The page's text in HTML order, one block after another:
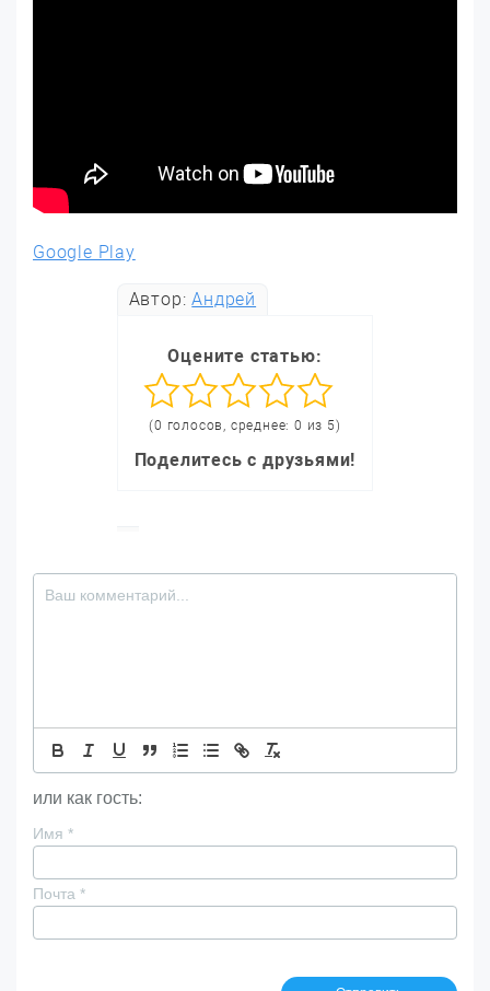
Google Play
Автор:Андрей
Оцените статью:
(0 голосов, среднее: 0 из 5)
Поделитесь с друзьями!
или как гость:
Имя *
Почта *